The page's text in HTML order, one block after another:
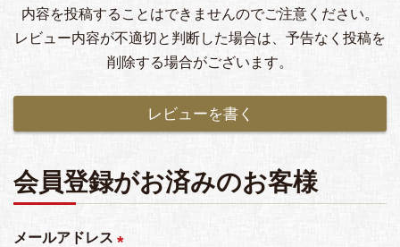
内容を投稿することはできませんのでご注意ください。
レビュー内容が不適切と判断した場合は、予告なく投稿を
削除する場合がございます。
レビューを書く
会員登録がお済みのお客様
メールアドレス